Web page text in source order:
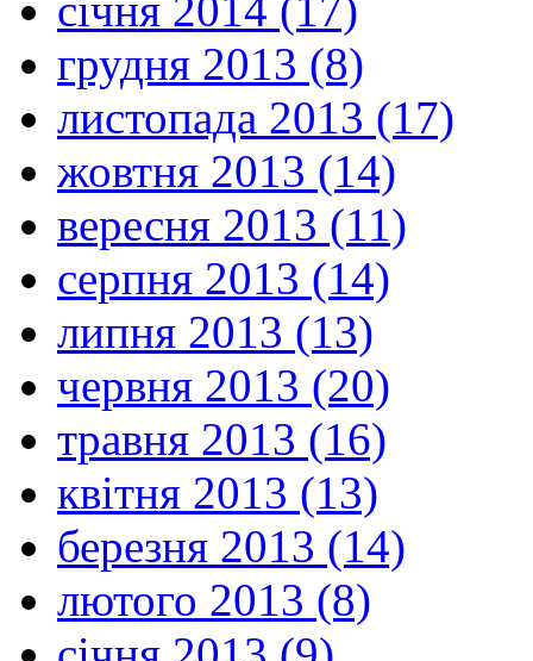
січня 2014 (17)
грудня 2013 (8)
листопада 2013 (17)
жовтня 2013 (14)
вересня 2013 (11)
серпня 2013 (14)
липня 2013 (13)
червня 2013 (20)
травня 2013 (16)
квітня 2013 (13)
березня 2013 (14)
лютого 2013 (8)